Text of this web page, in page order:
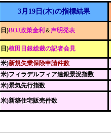
3月19日(木)の指標結果
日)BOJ政策金利 ＆声明発表
日)植田日銀総裁の記者会見
米)新規失業保険申請件数
米)フィラデルフィア連銀景況指数
米)景気先行指数
米)新築住宅販売件数